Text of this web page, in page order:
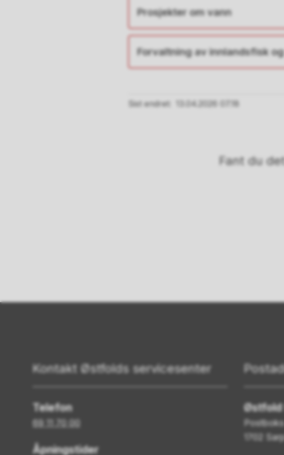
Prosjekter om vann
Forvaltning av innlandsfisk
Sist endret 13.04.2026 07.18
Fant du
Kontakt Østfolds servicesenter
Telefon
69 11 70 00
Åpningstider
Østfold
1702